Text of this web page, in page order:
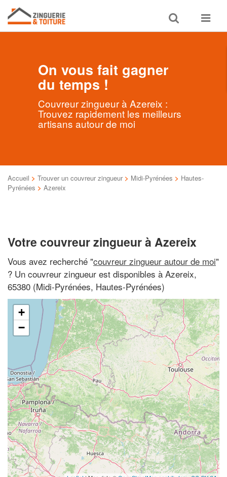
Toggle
search
Toggle
On vous fait gagner
du temps !
Couvreur zingueur à Azereix :
Trouvez rapidement les meilleurs
artisans autour de moi
Accueil > Trouver un couvreur zingueur > Midi-Pyrénées > Hautes-
Pyrénées > Azereix
Votre couvreur zingueur à Azereix
Vous avez recherché "couvreur zingueur autour de moi"
? Un couvreur zingueur est disponibles à Azereix,
65380 (Midi-Pyrénées, Hautes-Pyrénées)
+
−